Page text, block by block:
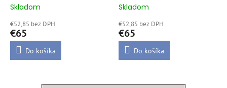
Priemerné
produktu
je
4,5
Skladom
€52,85 bez DPH
€65
Do košíka
kabelky
Priemerné
produktu
je
5,0
Skladom
€52,85 bez DPH
€65
Do košíka